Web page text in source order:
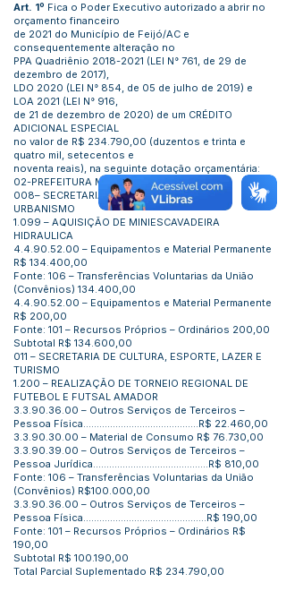
Art. 1º Fica o Poder Executivo autorizado a abrir no
orçamento financeiro
de 2021 do Município de Feijó/AC e
consequentemente alteração no
PPA Quadriênio 2018-2021 (LEI N° 761, de 29 de
dezembro de 2017),
LDO 2020 (LEI N° 854, de 05 de julho de 2019) e
LOA 2021 (LEI N° 916,
de 21 de dezembro de 2020) de um CRÉDITO
ADICIONAL ESPECIAL
no valor de R$ 234.790,00 (duzentos e trinta e
quatro mil, setecentos e
noventa reais), na seguinte dotação orçamentária:
02-PREFEITURA MUNICIPAL DE FEIJÓ
008– SECRETARIA DE OBRAS, VIAÇÃO E
URBANISMO
1.099 – AQUISIÇÃO DE MINIESCAVADEIRA
HIDRAULICA
4.4.90.52.00 – Equipamentos e Material Permanente
R$ 134.400,00
Fonte: 106 – Transferências Voluntarias da União
(Convênios) 134.400,00
4.4.90.52.00 – Equipamentos e Material Permanente
R$ 200,00
Fonte: 101 – Recursos Próprios – Ordinários 200,00
Subtotal R$ 134.600,00
011 – SECRETARIA DE CULTURA, ESPORTE, LAZER E
TURISMO
1.200 – REALIZAÇÃO DE TORNEIO REGIONAL DE
FUTEBOL E FUTSAL AMADOR
3.3.90.36.00 – Outros Serviços de Terceiros –
Pessoa Física...........................................R$ 22.460,00
3.3.90.30.00 – Material de Consumo R$ 76.730,00
3.3.90.39.00 – Outros Serviços de Terceiros –
Pessoa Jurídica...........................................R$ 810,00
Fonte: 106 – Transferências Voluntarias da União
(Convênios) R$100.000,00
3.3.90.36.00 – Outros Serviços de Terceiros –
Pessoa Física..............................................R$ 190,00
Fonte: 101 – Recursos Próprios – Ordinários R$
190,00
Subtotal R$ 100.190,00
Total Parcial Suplementado R$ 234.790,00